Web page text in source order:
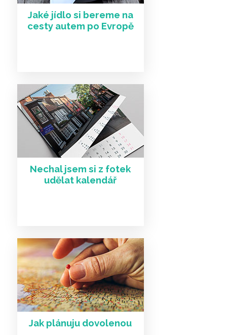
Jaké jídlo si bereme na
cesty autem po Evropě
Nechal jsem si z fotek
udělat kalendář
Jak plánuju dovolenou